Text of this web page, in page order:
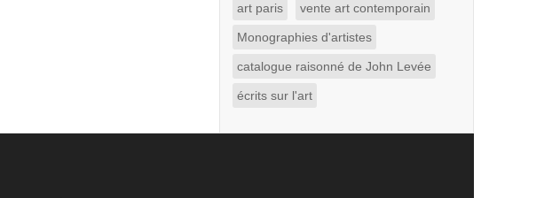
art paris vente art contemporain
Monographies d'artistes
catalogue raisonné de John Levée
écrits sur l'art